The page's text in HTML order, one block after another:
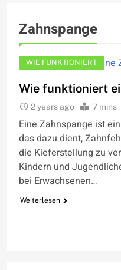
Zahnspange
WIE FUNKTIONIERT
Wie funktioniert
2 years ago 7 mins
Eine Zahnspange ist
das dazu dient,
die Kieferstellung zu
Kindern und
bei Erwachsenen…
Weiterlesen